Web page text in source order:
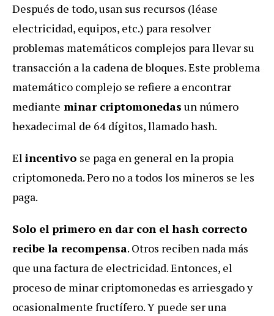
Después de todo, usan sus recursos (léase
electricidad, equipos, etc.) para resolver
problemas matemáticos complejos para llevar su
transacción a la cadena de bloques. Este problema
matemático complejo se refiere a encontrar
mediante minar criptomonedas un número
hexadecimal de 64 dígitos, llamado hash.
El incentivo se paga en general en la propia
criptomoneda. Pero no a todos los mineros se les
paga.
Solo el primero en dar con el hash correcto
recibe la recompensa. Otros reciben nada más
que una factura de electricidad. Entonces, el
proceso de minar criptomonedas es arriesgado y
ocasionalmente fructífero. Y puede ser una